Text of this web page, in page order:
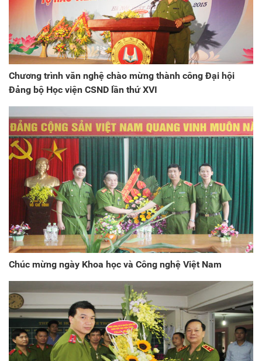
Chương trình văn nghệ chào mừng thành công Đại hội
Đảng bộ Học viện CSND lần thứ XVI
Chúc mừng ngày Khoa học và Công nghệ Việt Nam